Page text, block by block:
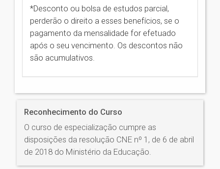
*Desconto ou bolsa de estudos parcial,
perderão o direito a esses benefícios, se o
pagamento da mensalidade for efetuado
após o seu vencimento. Os descontos não
são acumulativos.
Reconhecimento do Curso
O curso de especialização cumpre as
disposições da resolução CNE nº 1, de 6 de abril
de 2018 do Ministério da Educação.